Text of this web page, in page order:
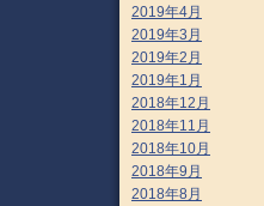
2019年4月
2019年3月
2019年2月
2019年1月
2018年12月
2018年11月
2018年10月
2018年9月
2018年8月